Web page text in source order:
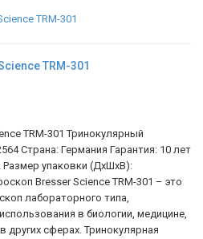
TRM-301
TRM-301 Тринокулярный
Страна: Германия Гарантия: 10 лет
Размер упаковки (ДхШхВ):
Bresser Science TRM-301 – это
лабораторного типа,
в биологии, медицине,
других сферах. Тринокулярная